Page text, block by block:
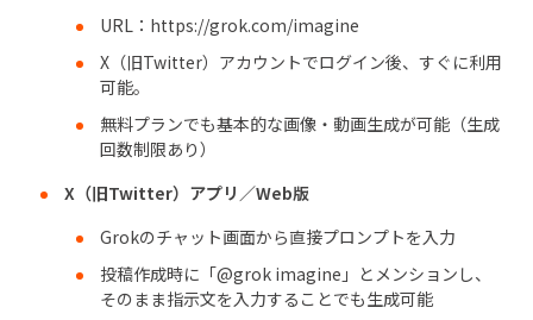
URL： https://grok.com/imagine
X（旧Twitter）アカウントでログイン後、すぐに利用
可能。
無料プランでも基本的な画像・動画生成が可能（生成
回数制限あり）
X（旧Twitter）アプリ／Web版
Grokのチャット画面から直接プロンプトを入力
投稿作成時に「@grok imagine」とメンションし、
そのまま指示文を入力することでも生成可能